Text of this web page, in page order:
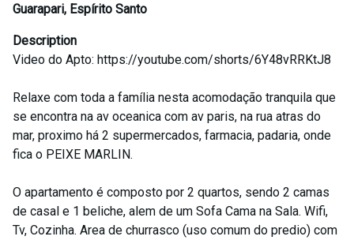
Guarapari, Espírito Santo
Description
Video do Apto: https://youtube.com/shorts/6Y48vRRKtJ8
Relaxe com toda a família nesta acomodação tranquila que
se encontra na av oceanica com av paris, na rua atras do
mar, proximo há 2 supermercados, farmacia, padaria, onde
fica o PEIXE MARLIN.
O apartamento é composto por 2 quartos, sendo 2 camas
de casal e 1 beliche, alem de um Sofa Cama na Sala. Wifi,
Tv, Cozinha. Area de churrasco (uso comum do predio) com